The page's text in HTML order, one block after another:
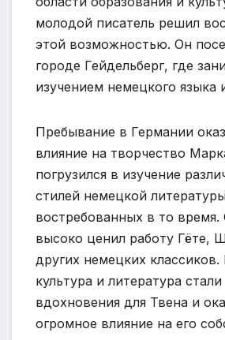
молодой писатель решил
этой возможностью. Он
городе Гейдельберг, где
изучением немецкого языка
Пребывание в Германии
влияние на творчество
погрузился в изучение
стилей немецкой
востребованных в то время.
высоко ценил работу Гёте,
других немецких
культура и литература
вдохновения для Твена и
огромное влияние на его